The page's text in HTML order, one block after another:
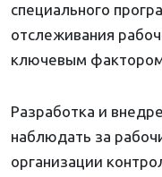
специального
отслеживания
ключевым
Разработка и
наблюдать за
организации